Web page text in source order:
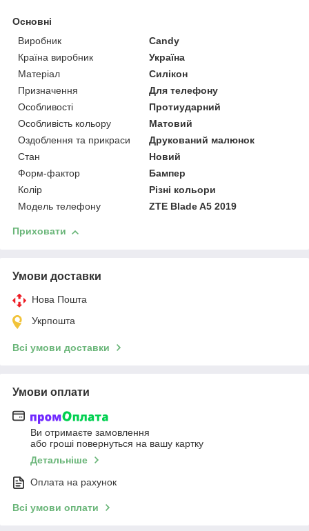
Основні
Виробник
Candy
Країна виробник
Україна
Матеріал
Силікон
Призначення
Для телефону
Особливості
Протиударний
Особливість кольору
Матовий
Оздоблення та прикраси
Друкований малюнок
Стан
Новий
Форм-фактор
Бампер
Колір
Різні кольори
Модель телефону
ZTE Blade A5 2019
Приховати
Умови доставки
Нова Пошта
Укрпошта
Всі умови доставки
Умови оплати
Ви отримаєте замовлення
або гроші повернуться на вашу картку
Детальніше
Оплата на рахунок
Всі умови оплати